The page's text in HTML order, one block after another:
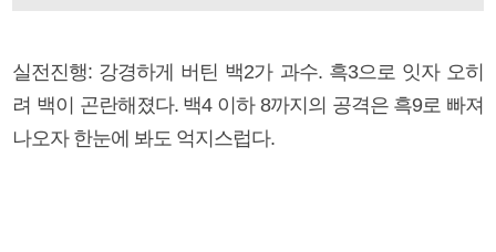
실전진행: 강경하게 버틴 백2가 과수. 흑3으로 잇자 오히
려 백이 곤란해졌다. 백4 이하 8까지의 공격은 흑9로 빠져
나오자 한눈에 봐도 억지스럽다.